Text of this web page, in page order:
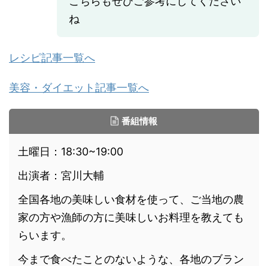
ね
レシピ記事一覧へ
美容・ダイエット記事一覧へ
番組情報
土曜日：18:30~19:00
出演者：宮川大輔
全国各地の美味しい食材を使って、ご当地の農
家の方や漁師の方に美味しいお料理を教えても
らいます。
今まで食べたことのないような、各地のブラン